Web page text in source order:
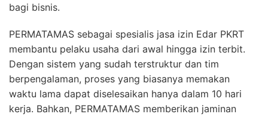
bagi bisnis.
PERMATAMAS sebagai spesialis jasa izin Edar PKRT
membantu pelaku usaha dari awal hingga izin terbit.
Dengan sistem yang sudah terstruktur dan tim
berpengalaman, proses yang biasanya memakan
waktu lama dapat diselesaikan hanya dalam 10 hari
kerja. Bahkan, PERMATAMAS memberikan jaminan